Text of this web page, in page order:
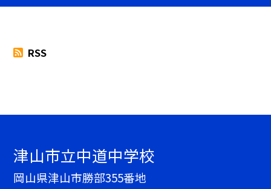
RSS
津山市立中道中学校
岡山県津山市勝部355番地